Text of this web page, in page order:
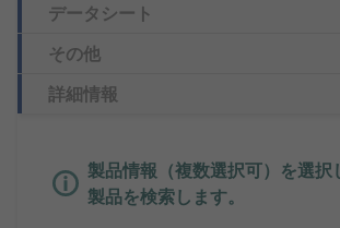
データシート
その他
詳細情報
製品情報（複数選択可）を選択
製品を検索します。